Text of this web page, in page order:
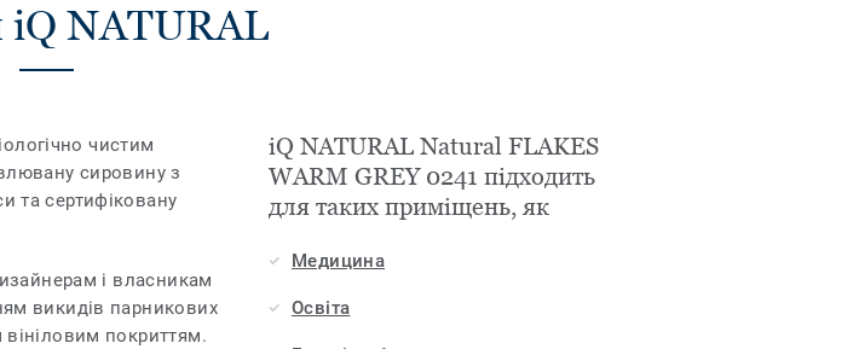
iQ NATURAL
чистим
сировину з
та сертифіковану
і власникам
викидів парникових
покриттям.
iQ NATURAL Natural FLAKES
WARM GREY 0241 підходить
для таких приміщень, як
Медицина
Освіта